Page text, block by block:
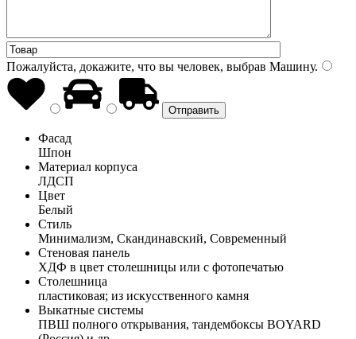
Пожалуйста, докажите, что вы человек, выбрав Машину.
Фасад
Шпон
Материал корпуса
ЛДСП
Цвет
Белый
Стиль
Минимализм, Скандинавский, Современный
Стеновая панель
ХДФ в цвет столешницы или с фотопечатью
Столешница
пластиковая; из искусственного камня
Выкатные системы
ПВШ полного открывания, тандембоксы BOYARD